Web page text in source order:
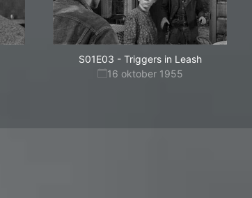
S01E03 - Triggers in Leash
16 oktober 1955